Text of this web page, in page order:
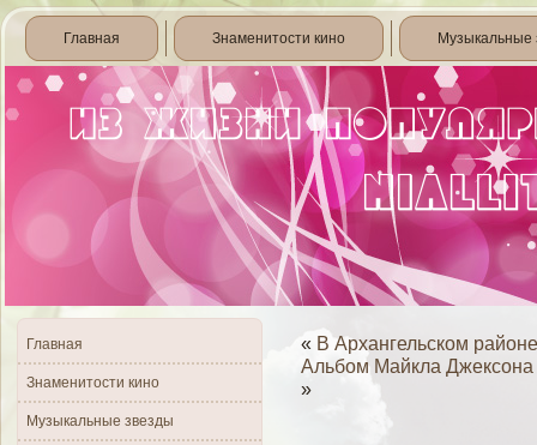
Главная Знаменитости кино Музыкальные
Главная
Знаменитости кино
Музыкальные звезды
« В Архангельском
Альбом Майкла Джексона
»